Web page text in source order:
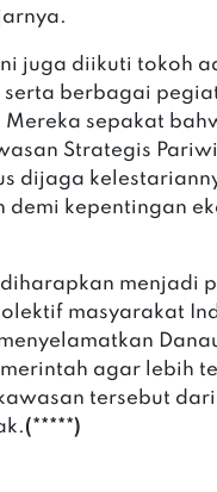
juga diikuti tokoh
serta berbagai
sepakat
Strategis
dijaga
demi kepentingan
menjadi
masyarakat
agar lebih
tersebut
(*****)